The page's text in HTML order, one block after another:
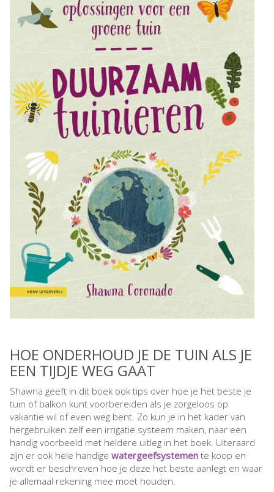
HOE ONDERHOUD JE DE TUIN ALS JE
EEN TIJDJE WEG GAAT
Shawna geeft in dit boek ook tips over hoe je het beste je
tuin of balkon kunt voorbereiden als je zorgeloos op
vakantie wil of even weg bent. Zo kun je in het kader van
hergebruiken zelf een irrigatie systeem maken, naar een
handig voorbeeld met heldere uitleg in het boek. Uiteraard
zijn er ook hele handige watergeefsystemen te koop en
wordt er beschreven hoe je deze het beste aanlegt en waar
je allemaal rekening mee moet houden.